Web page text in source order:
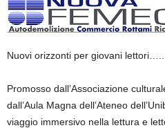
Nuovi orizzonti per giovani lettori…..
Promosso dall’Associazione
dall’Aula Magna dell’Ateneo
viaggio immersivo nella lettura e